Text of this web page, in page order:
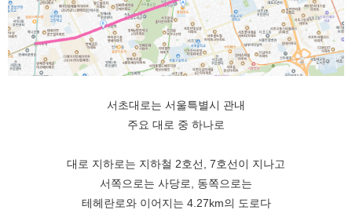
서초대로는 서울특별시 관내
주요 대로 중 하나로
대로 지하로는 지하철 2호선, 7호선이 지나고
서쪽으로는 사당로, 동쪽으로는
테헤란로와 이어지는 4.27km의 도로다